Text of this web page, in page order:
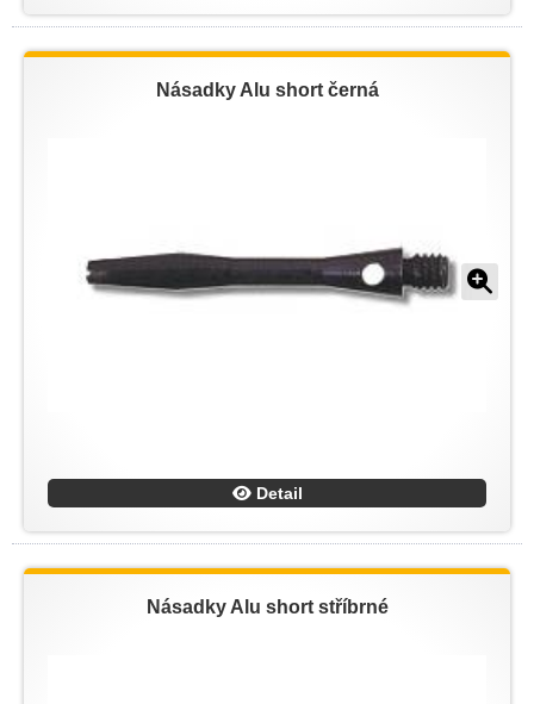
Násadky Alu short černá
Detail
Násadky Alu short stříbrné